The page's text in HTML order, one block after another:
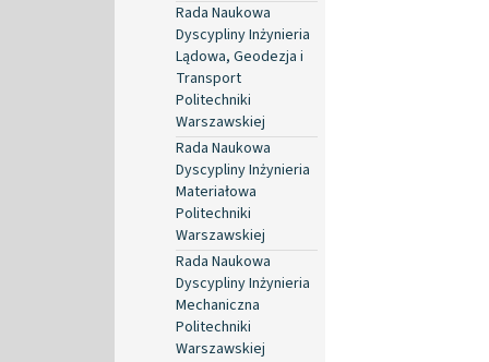
Rada Naukowa
Dyscypliny Inżynieria
Lądowa, Geodezja i
Transport
Politechniki
Warszawskiej
Rada Naukowa
Dyscypliny Inżynieria
Materiałowa
Politechniki
Warszawskiej
Rada Naukowa
Dyscypliny Inżynieria
Mechaniczna
Politechniki
Warszawskiej